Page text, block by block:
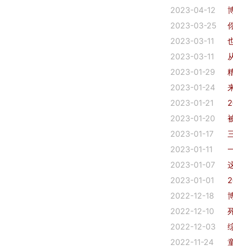
2023-04-12
2023-03-25
2023-03-11
2023-03-11
2023-01-29
2023-01-24
2023-01-21
2023-01-20
2023-01-17
2023-01-11
2023-01-07
2023-01-01
2022-12-18
2022-12-10
2022-12-03
2022-11-24